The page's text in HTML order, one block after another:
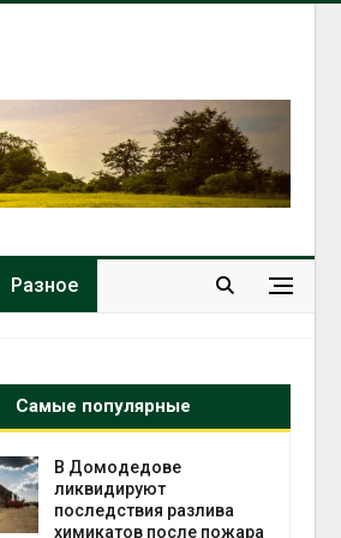
Разное
Самые популярные
Органические яйца
оказались «хуже для
климата»: исследование
показало пределы